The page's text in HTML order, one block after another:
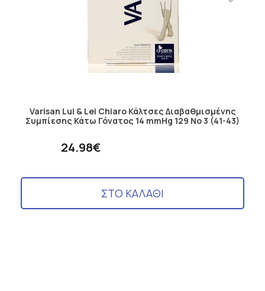
Varisan Lui & Lei Chiaro Κάλτσες Διαβαθμισμένης
Συμπίεσης Κάτω Γόνατος 14 mmHg 129 No 3 (41-43)
24.98€
ΣΤΟ ΚΑΛΑΘΙ